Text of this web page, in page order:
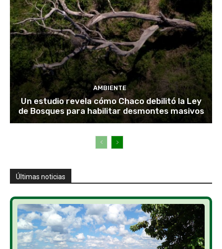
AMBIENTE
Un estudio revela cómo Chaco debilitó la Ley
de Bosques para habilitar desmontes masivos
Últimas noticias